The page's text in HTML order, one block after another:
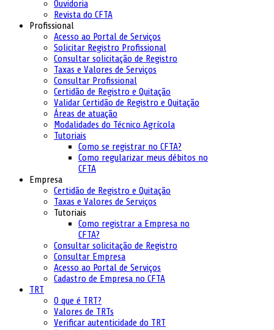
Ouvidoria
Revista do CFTA
Profissional
Acesso ao Portal de Serviços
Solicitar Registro Profissional
Consultar solicitação de Registro
Taxas e Valores de Serviços
Consultar Profissional
Certidão de Registro e Quitação
Validar Certidão de Registro e Quitação
Áreas de atuação
Modalidades do Técnico Agrícola
Tutoriais
Como se registrar no CFTA?
Como regularizar meus débitos no
CFTA
Empresa
Certidão de Registro e Quitação
Taxas e Valores de Serviços
Tutoriais
Como registrar a Empresa no
CFTA?
Consultar solicitação de Registro
Consultar Empresa
Acesso ao Portal de Serviços
Cadastro de Empresa no CFTA
TRT
O que é TRT?
Valores de TRTs
Verificar autenticidade do TRT